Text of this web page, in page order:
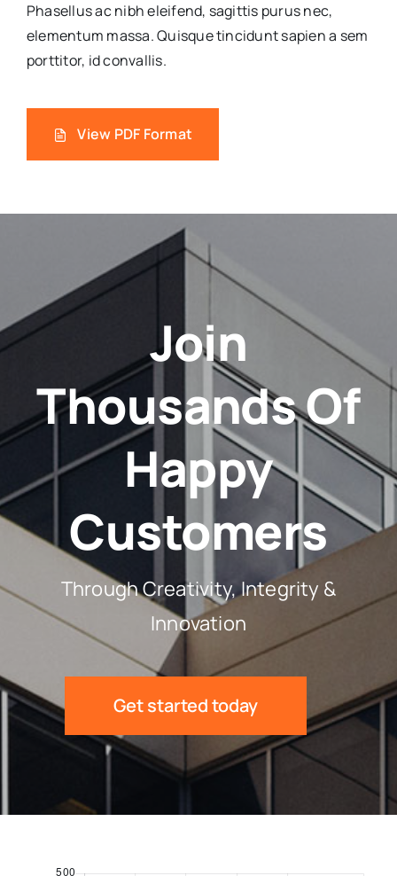
Phasellus ac nibh eleifend, sagittis purus nec,
elementum massa.Quisque tincidunt sapien a sem
porttitor, id convallis.
View PDF Format
Join
Thousands Of
Happy
Customers
Through Creativity, Integrity &
Innovation
Get started today